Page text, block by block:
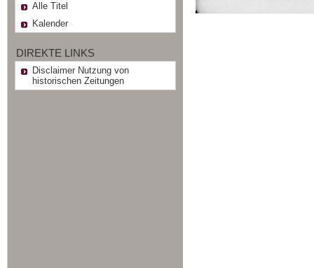
Alle Titel
Kalender
DIREKTE LINKS
Disclaimer Nutzung von
historischen Zeitungen